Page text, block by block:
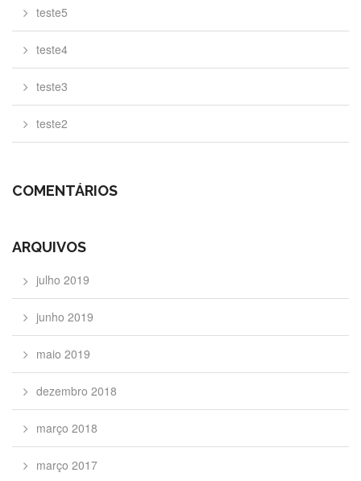
teste5
teste4
teste3
teste2
COMENTÁRIOS
ARQUIVOS
julho 2019
junho 2019
maio 2019
dezembro 2018
março 2018
março 2017